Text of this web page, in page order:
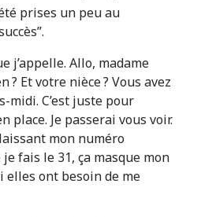
prises un peu au
j’appelle. Allo, madame
? Et votre nièce ? Vous avez
midi. C’est juste pour
place. Je passerai vous voir.
mon numéro
fais le 31, ça masque mon
elles ont besoin de me